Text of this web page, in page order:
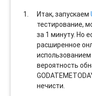
Итак, запускаем
тестирование,
за 1 минуту. Но
расширенное
вероятность
нечисти.